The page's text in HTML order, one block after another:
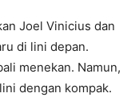
Joel Vinicius dan
di lini depan.
menekan. Namun,
dengan kompak.